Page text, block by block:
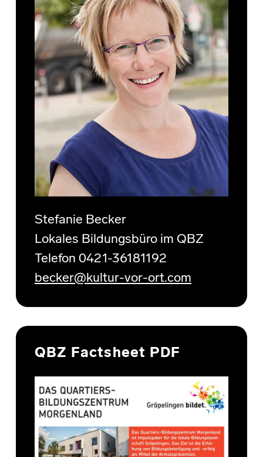
Stefanie Becker
Lokales Bildungsbüro im QBZ
Telefon 0421-36181192
becker@kultur-vor-ort.com
QBZ Factsheet PDF